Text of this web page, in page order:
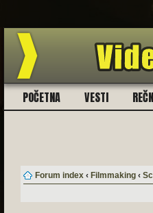
POČETNA VESTI
Forum index ‹ Filmmaking ‹